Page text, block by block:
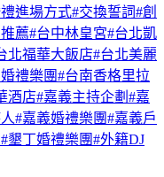
進場方式#交換誓詞#創
薦#台中林皇宮#台北凱
北福華大飯店#台北美麗
禮樂團#台南香格里拉
酒店#嘉義主持企劃 #嘉
#嘉義婚禮樂團#嘉義戶
#墾丁婚禮樂團#外籍DJ